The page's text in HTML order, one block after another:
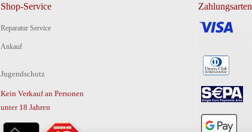
Shop-Service
Reparatur Service
Ankauf
Jugendschutz
Kein Verkauf an Personen
unter 18 Jahren
Zahlungsarten